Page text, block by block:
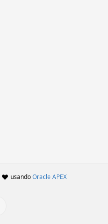
usandoOracle APEX